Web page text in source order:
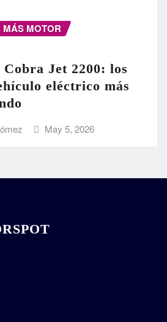
MÁS MOTOR
Jet 2200: los
eléctrico más
May 5, 2026